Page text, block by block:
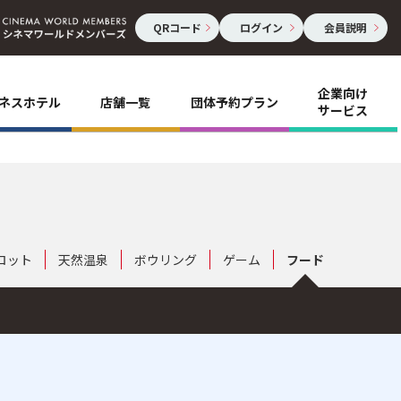
QRコード ログイン 会員説明
スホテル 店舗一覧 団体予約プラン
企業向け
サービス
ット 天然温泉 ボウリング ゲーム フード